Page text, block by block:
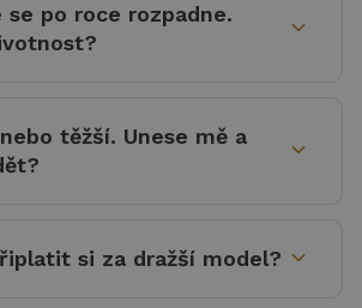
se po roce rozpadne.
expand_more
těžší. Unese mě a
expand_more
si za dražší model? expand_more